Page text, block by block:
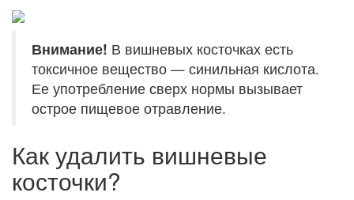
Внимание! В вишневых косточках есть
токсичное вещество — синильная кислота.
Ее употребление сверх нормы вызывает
острое пищевое отравление.
Как удалить вишневые
косточки?